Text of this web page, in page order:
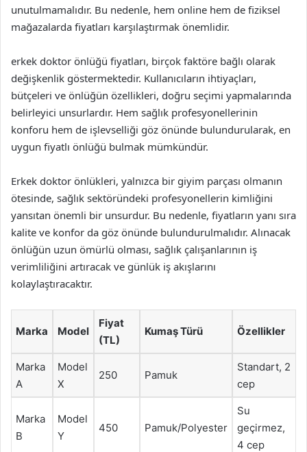
unutulmamalıdır. Bu nedenle, hem online hem de fiziksel
mağazalarda fiyatları karşılaştırmak önemlidir.
erkek doktor önlüğü fiyatları, birçok faktöre bağlı olarak
değişkenlik göstermektedir. Kullanıcıların ihtiyaçları,
bütçeleri ve önlüğün özellikleri, doğru seçimi yapmalarında
belirleyici unsurlardır. Hem sağlık profesyonellerinin
konforu hem de işlevselliği göz önünde bulundurularak, en
uygun fiyatlı önlüğü bulmak mümkündür.
Erkek doktor önlükleri, yalnızca bir giyim parçası olmanın
ötesinde, sağlık sektöründeki profesyonellerin kimliğini
yansıtan önemli bir unsurdur. Bu nedenle, fiyatların yanı sıra
kalite ve konfor da göz önünde bulundurulmalıdır. Alınacak
önlüğün uzun ömürlü olması, sağlık çalışanlarının iş
verimliliğini artıracak ve günlük iş akışlarını
kolaylaştıracaktır.
Marka Model
Fiyat
(TL)
Kumaş Türü Özellikler
Marka
A
Model
X
250 Pamuk
Standart, 2
cep
Marka
B
Model
Y
450 Pamuk/Polyester
Su
geçirmez,
4 cep